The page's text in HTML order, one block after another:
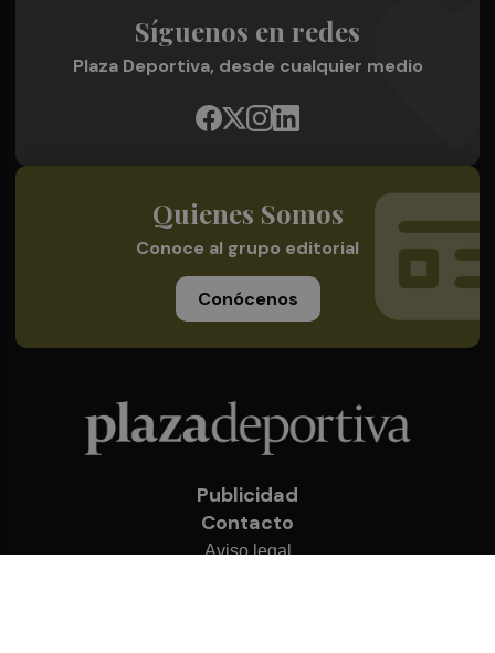
Síguenos en redes
Plaza Deportiva, desde cualquier medio
Quienes Somos
Conoce al grupo editorial
Conócenos
Publicidad
Contacto
Aviso legal